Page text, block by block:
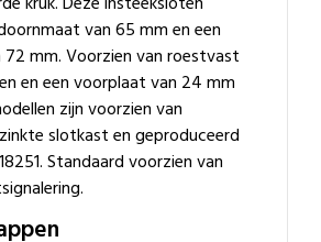
van 65 mm en een
72 mm. Voorzien van roestvast
en een voorplaat van 24 mm
zijn voorzien van
slotkast en geproduceerd
Standaard voorzien van